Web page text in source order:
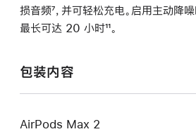
注
损音频脚
注
⁷，并可轻松充电。启用主动降
最长可达 20 小时脚
¹¹。
包装内容
AirPods Max 2